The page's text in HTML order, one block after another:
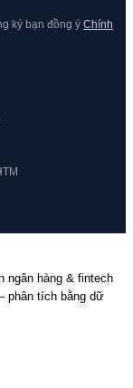
ký bạn đồng ý Chính
ngân hàng & fintech
phân tích bằng dữ